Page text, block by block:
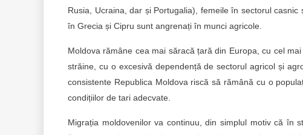
Rusia, Ucraina, dar și Portugalia), femeile în sectorul
în Grecia și Cipru sunt angrenați în munci agricole.
Moldova rămâne cea mai săracă țară din Europa, cu cel
străine, cu o excesivă dependență de sectorul agricol și
consistente Republica Moldova riscă să rămână cu o
condițiilor de tari adecvate.
Migrația moldovenilor va continuu, din simplul motiv că